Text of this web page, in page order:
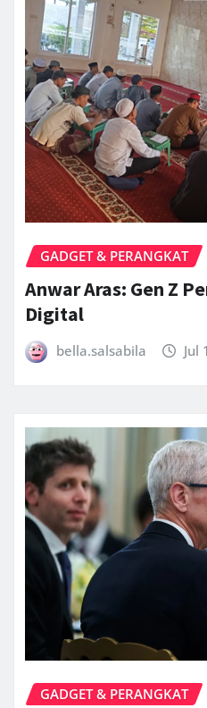
GADGET & PERANGKAT
Anwar Aras: Gen Z
Digital
bella.salsabila Jul
GADGET & PERANGKAT